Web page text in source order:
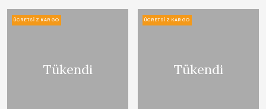
Tükendi
ÜCRETSIZ KARGO
Tükendi
ÜCRETSIZ KARGO